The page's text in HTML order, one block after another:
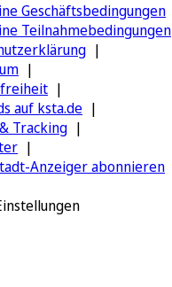
Geschäftsbedingungen
Teilnahmebedingungen
auf ksta.de
Tracking
Anzeiger abonnieren